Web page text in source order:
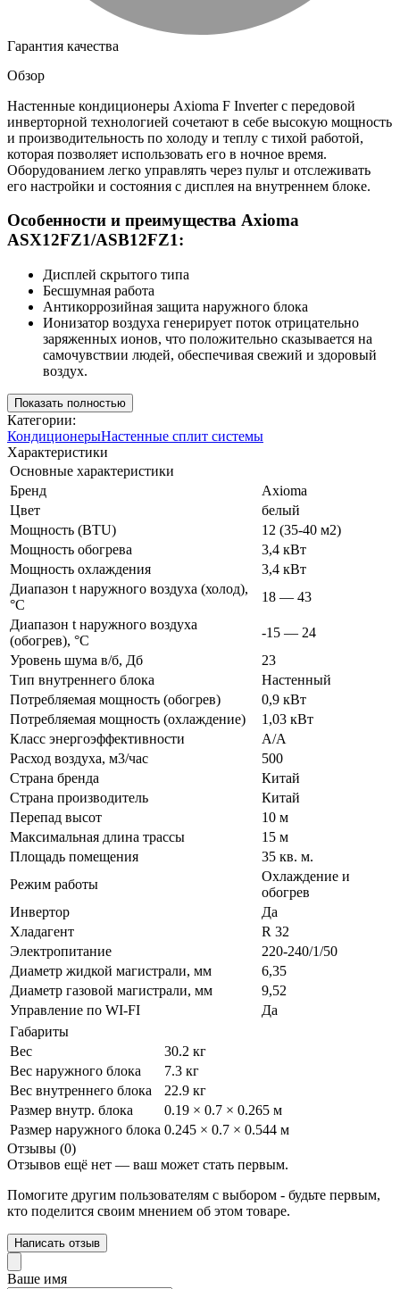
Гарантия качества
Обзор
Настенные кондиционеры Axioma F Inverter с передовой
инверторной технологией сочетают в себе высокую мощность
и производительность по холоду и теплу с тихой работой,
которая позволяет использовать его в ночное время.
Оборудованием легко управлять через пульт и отслеживать
его настройки и состояния с дисплея на внутреннем блоке.
Особенности и преимущества Axioma
ASX12FZ1/ASB12FZ1:
Дисплей скрытого типа
Бесшумная работа
Антикоррозийная защита наружного блока
Ионизатор воздуха генерирует поток отрицательно
заряженных ионов, что положительно сказывается на
самочувствии людей, обеспечивая свежий и здоровый
воздух.
Показать полностью
Категории:
КондиционерыНастенные сплит системы
Характеристики
Основные характеристики
Бренд
Axioma
Цвет
белый
Мощность (BTU)
12 (35-40 м2)
Мощность обогрева
3,4 кВт
Мощность охлаждения
3,4 кВт
Диапазон t наружного воздуха (холод),
°C
18 — 43
Диапазон t наружного воздуха
(обогрев), °C
-15 — 24
Уровень шума в/б, Дб
23
Тип внутреннего блока
Настенный
Потребляемая мощность (обогрев)
0,9 кВт
Потребляемая мощность (охлаждение)
1,03 кВт
Класс энергоэффективности
A/A
Расход воздуха, м3/час
500
Страна бренда
Китай
Страна производитель
Китай
Перепад высот
10 м
Максимальная длина трассы
15 м
Площадь помещения
35 кв. м.
Режим работы
Охлаждение и
обогрев
Инвертор
Да
Хладагент
R 32
Электропитание
220-240/1/50
Диаметр жидкой магистрали, мм
6,35
Диаметр газовой магистрали, мм
9,52
Управление по WI-FI
Да
Габариты
Вес
30.2 кг
Вес наружного блока
7.3 кг
Вес внутреннего блока
22.9 кг
Размер внутр. блока
0.19 × 0.7 × 0.265 м
Размер наружного блока 0.245 × 0.7 × 0.544 м
Отзывы (0)
Отзывов ещё нет — ваш может стать первым.
Помогите другим пользователям с выбором - будьте первым,
кто поделится своим мнением об этом товаре.
Написать отзыв
Ваше имя